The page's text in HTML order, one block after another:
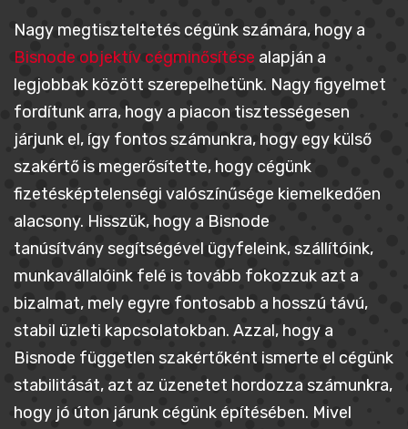
Nagy megtiszteltetés cégünk számára, hogy a
Bisnode objektív cégminősítése alapján a
legjobbak között szerepelhetünk. Nagy figyelmet
fordítunk arra, hogy a piacon tisztességesen
járjunk el, így fontos számunkra, hogy egy külső
szakértő is megerősítette, hogy cégünk
fizetésképtelenségi valószínűsége kiemelkedően
alacsony. Hisszük, hogy a Bisnode
tanúsítvány segítségével ügyfeleink, szállítóink,
munkavállalóink felé is tovább fokozzuk azt a
bizalmat, mely egyre fontosabb a hosszú távú,
stabil üzleti kapcsolatokban. Azzal, hogy a
Bisnode független szakértőként ismerte el cégünk
stabilitását, azt az üzenetet hordozza számunkra,
hogy jó úton járunk cégünk építésében. Mivel